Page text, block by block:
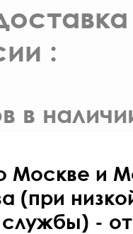
:
в
Москве и
(при
службы) -